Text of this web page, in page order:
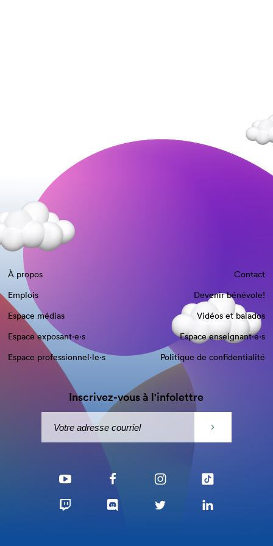
À propos
Contact
Emplois
Devenir bénévole!
Espace médias
Vidéos et balados
Espace exposant·e⋅s
Espace enseignant·e⋅s
Espace professionnel·le⋅s
Politique de confidentialité
Inscrivez-vous à l'infolettre